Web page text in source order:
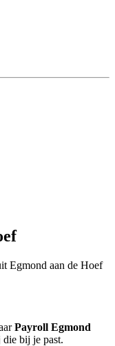
Egmond aan de Hoef
Payroll Egmond
bij je past.